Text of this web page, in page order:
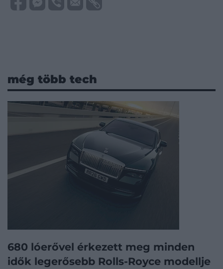
még több tech
680 lóerővel érkezett meg minden
idők legerősebb Rolls-Royce modellje